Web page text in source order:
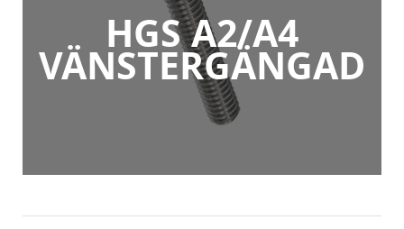
HGS A2/A4
VÄNSTERGÄNGAD